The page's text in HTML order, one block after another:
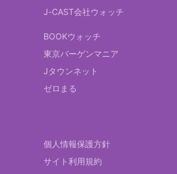
J-CAST会社ウォッチ
BOOKウォッチ
東京バーゲンマニア
Jタウンネット
ゼロまる
個人情報保護方針
サイト利用規約